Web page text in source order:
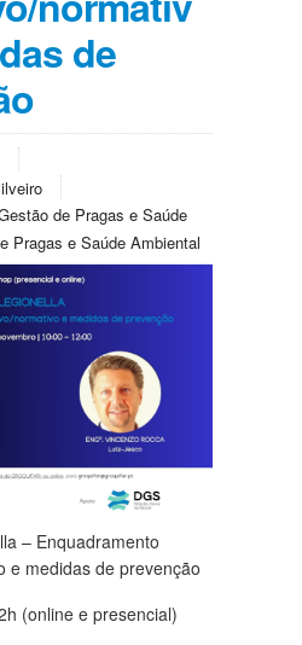
de
de Pragas e Saúde
Pragas e Saúde Ambiental
– Enquadramento
e medidas de prevenção
(online e presencial)